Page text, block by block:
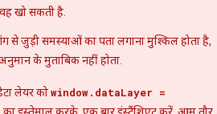
खो सकती है.
से जुड़ी समस्याओं का पता लगाना मुश्किल होता है,
के मुताबिक नहीं होता.
लेयर कोwindow.dataLayer =